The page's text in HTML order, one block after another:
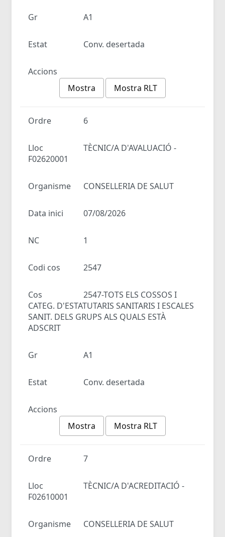
Gr A1
Estat Conv. desertada
Accions
Mostra
Mostra RLT
Ordre 6
Lloc
TÈCNIC/A D'AVALUACIÓ -
F02620001
Organisme CONSELLERIA DE SALUT
Data inici 07/08/2026
NC 1
Codi cos 2547
Cos
2547-TOTS ELS COSSOS I
CATEG. D'ESTATUTARIS SANITARIS I ESCALES
SANIT. DELS GRUPS ALS QUALS ESTÀ
ADSCRIT
Gr A1
Estat Conv. desertada
Accions
Mostra
Mostra RLT
Ordre 7
Lloc
TÈCNIC/A D'ACREDITACIÓ -
F02610001
Organisme CONSELLERIA DE SALUT